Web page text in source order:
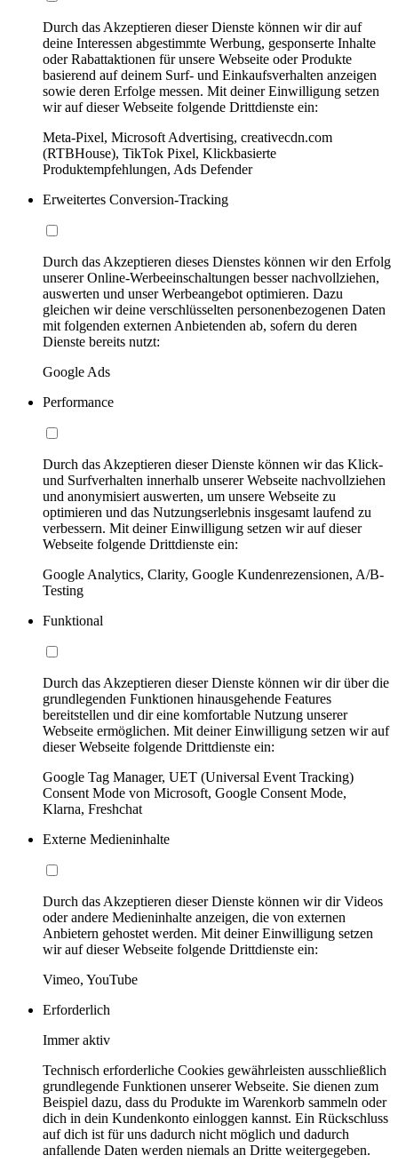
Durch das Akzeptieren dieser Dienste können wir dir auf
deine Interessen abgestimmte Werbung, gesponserte Inhalte
oder Rabattaktionen für unsere Webseite oder Produkte
basierend auf deinem Surf- und Einkaufsverhalten anzeigen
sowie deren Erfolge messen. Mit deiner Einwilligung setzen
wir auf dieser Webseite folgende Drittdienste ein:
Meta-Pixel, Microsoft Advertising, creativecdn.com
(RTBHouse), TikTok Pixel, Klickbasierte
Produktempfehlungen, Ads Defender
Erweitertes Conversion-Tracking
Durch das Akzeptieren dieses Dienstes können wir den Erfolg
unserer Online-Werbeeinschaltungen besser nachvollziehen,
auswerten und unser Werbeangebot optimieren. Dazu
gleichen wir deine verschlüsselten personenbezogenen Daten
mit folgenden externen Anbietenden ab, sofern du deren
Dienste bereits nutzt:
Google Ads
Performance
Durch das Akzeptieren dieser Dienste können wir das Klick-
und Surfverhalten innerhalb unserer Webseite nachvollziehen
und anonymisiert auswerten, um unsere Webseite zu
optimieren und das Nutzungserlebnis insgesamt laufend zu
verbessern. Mit deiner Einwilligung setzen wir auf dieser
Webseite folgende Drittdienste ein:
Google Analytics, Clarity, Google Kundenrezensionen, A/B-
Testing
Funktional
Durch das Akzeptieren dieser Dienste können wir dir über die
grundlegenden Funktionen hinausgehende Features
bereitstellen und dir eine komfortable Nutzung unserer
Webseite ermöglichen. Mit deiner Einwilligung setzen wir auf
dieser Webseite folgende Drittdienste ein:
Google Tag Manager, UET (Universal Event Tracking)
Consent Mode von Microsoft, Google Consent Mode,
Klarna, Freshchat
Externe Medieninhalte
Durch das Akzeptieren dieser Dienste können wir dir Videos
oder andere Medieninhalte anzeigen, die von externen
Anbietern gehostet werden. Mit deiner Einwilligung setzen
wir auf dieser Webseite folgende Drittdienste ein:
Vimeo, YouTube
Erforderlich
Immer aktiv
Technisch erforderliche Cookies gewährleisten ausschließlich
grundlegende Funktionen unserer Webseite. Sie dienen zum
Beispiel dazu, dass du Produkte im Warenkorb sammeln oder
dich in dein Kundenkonto einloggen kannst. Ein Rückschluss
auf dich ist für uns dadurch nicht möglich und dadurch
anfallende Daten werden niemals an Dritte weitergegeben.